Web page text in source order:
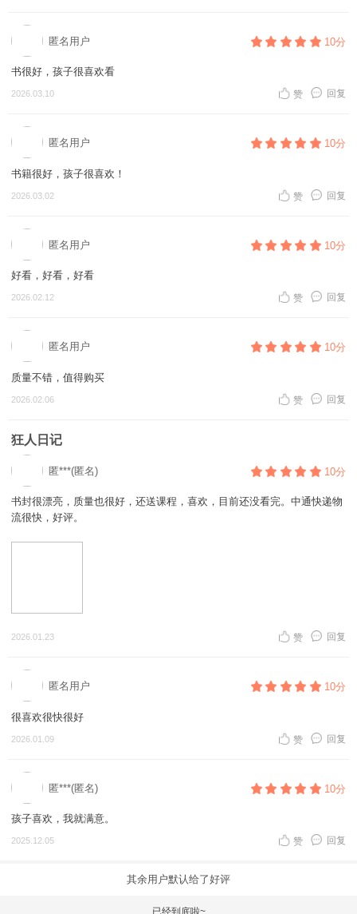
匿名用户 10分
书很好，孩子很喜欢看
2026.03.10 回复
赞
匿名用户 10分
书籍很好，孩子很喜欢！
2026.03.02 回复
赞
匿名用户 10分
好看，好看，好看
2026.02.12 回复
赞
匿名用户 10分
质量不错，值得购买
2026.02.06 回复
赞
狂人日记
匿***(匿名) 10分
书封很漂亮，质量也很好，还送课程，喜欢，目前还没看完。中通快递物
流很快，好评。
2026.01.23 回复
赞
匿名用户 10分
很喜欢很快很好
2026.01.09 回复
赞
匿***(匿名) 10分
孩子喜欢，我就满意。
2025.12.05 回复
赞
其余用户默认给了好评
已经到底啦~